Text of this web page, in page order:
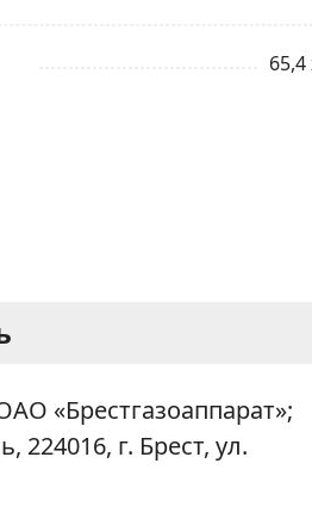
65,4
«Брестгазоаппарат»;
224016, г. Брест, ул.